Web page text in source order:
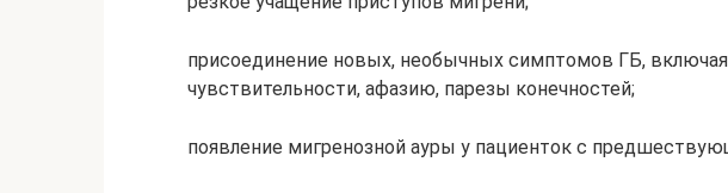
присоединение новых, необычных симптомов ГБ,
чувствительности, афазию, парезы конечностей;
появление мигренозной ауры у пациенток с